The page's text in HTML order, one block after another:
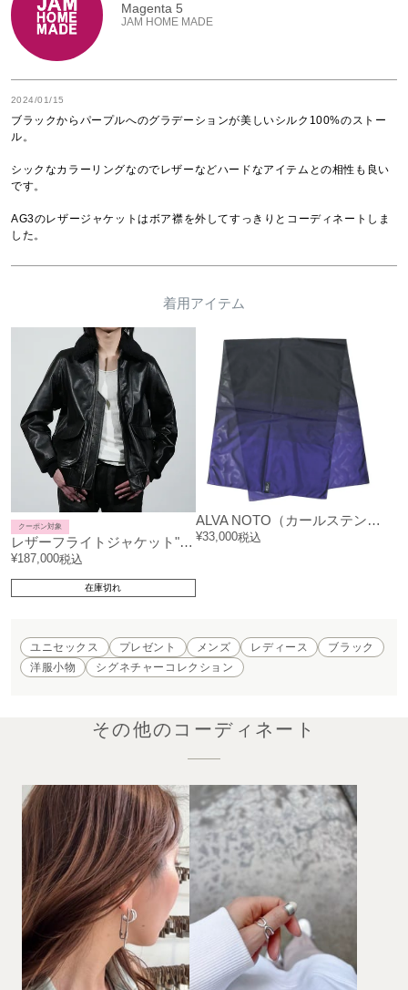
Magenta 5
JAM HOME MADE
2024/01/15
ブラックからパープルへのグラデーションが美しいシルク100%のストー
ル。
シックなカラーリングなのでレザーなどハードなアイテムとの相性も良い
です。
AG3のレザージャケットはボア襟を外してすっきりとコーディネートしま
した。
着用アイテム
レザーフライトジャケット"AG3"
クーポン対象
¥187,000税込
在庫切れ
ALVA NOTO（カールステン・ニコライ）SIGNATURE SCARF / スカーフ
¥33,000税込
ユニセックス プレゼント メンズ レディース
ブラック
洋服小物
シグネチャーコレクション
その他のコーディネート